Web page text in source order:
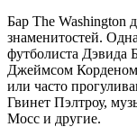
Бар The Washington
знаменитостей.
футболиста Дэвида
Джеймсом
или часто
Гвинет Пэлтроу,
Мосс и другие.